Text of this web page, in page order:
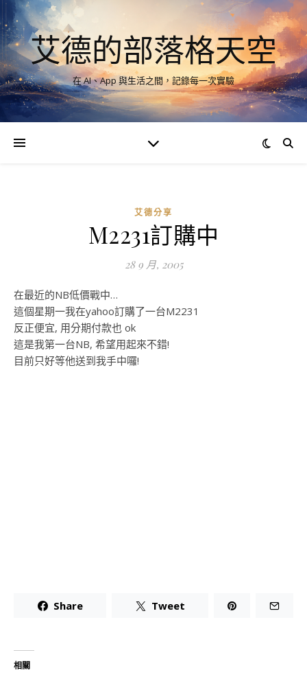
艾德的部落格天空
在 AI、App 與生活之間，記錄每一次實驗
艾德分享
M2231訂購中
28 9 月, 2005
在最近的NB低價戰中…
這個星期一我在yahoo訂購了一台M2231
反正便宜, 用分期付款也 ok
這是我第一台NB, 希望用起來不錯!
目前只好等他送到我手中囉!
Share Tweet
相關